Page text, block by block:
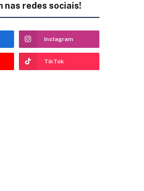
nas redes sociais!
Instagram
TikTok